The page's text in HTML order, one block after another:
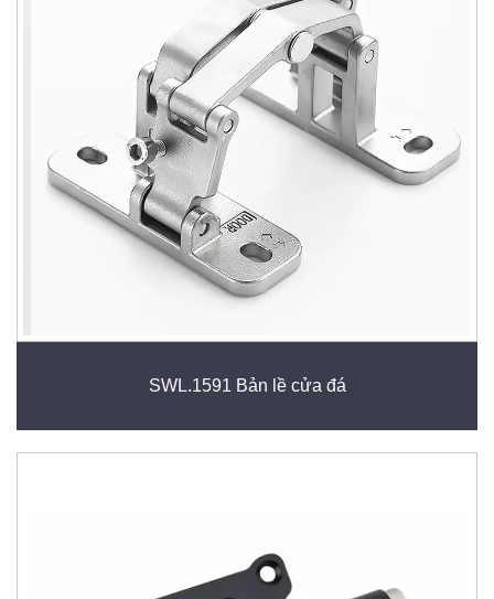
dụng khác nhau, bản lề tạo thêm giá trị bằng cách cải
thiện khả năng tiếp cận, hiệu quả không gian và trải
nghiệm người dùng tổng thể.
SWL.1591 Bản lề cửa đá